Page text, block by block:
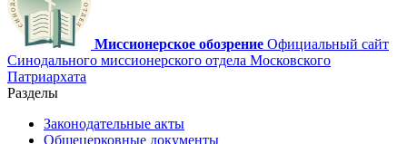
Миссионерское обозрение Официальный сайт
Синодального миссионерского отдела Московского
Патриархата
Разделы
Законодательные акты
Общецерковные документы